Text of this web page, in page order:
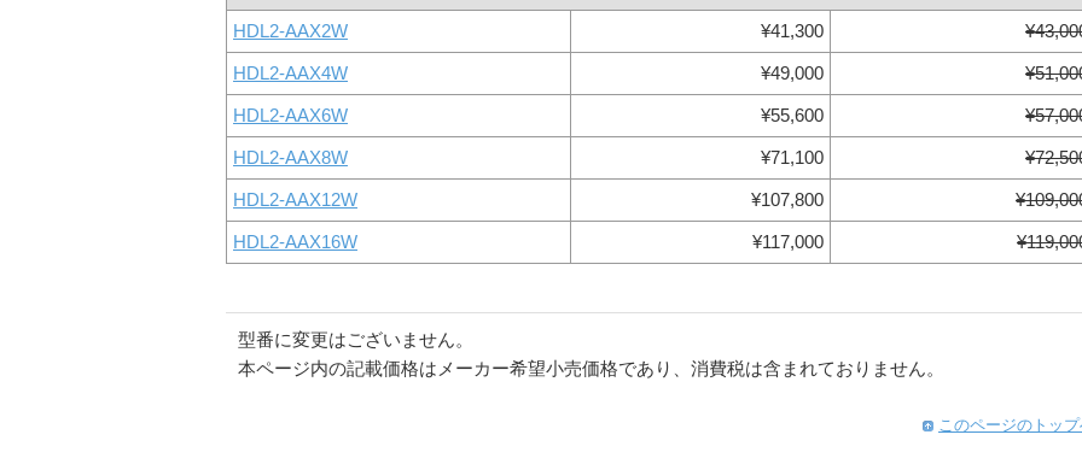
HDL2-AAX2W ¥41,300
HDL2-AAX4W ¥49,000
HDL2-AAX6W ¥55,600
HDL2-AAX8W ¥71,100
HDL2-AAX12W ¥107,800
HDL2-AAX16W ¥117,000
型番に変更はございません。
本ページ内の記載価格はメーカー希望小売価格であり、消費税は含まれておりません。
このページのトッ